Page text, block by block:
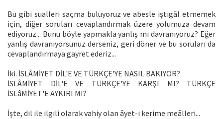
Bu gibi sualleri saçma buluyoruz ve abesle iştigâl etmemek
için, diğer soruları cevaplandırmak üzere yolumuza devam
ediyoruz... Bunu böyle yapmakla yanlış mı davranıyoruz? Eğer
yanlış davranıyorsunuz derseniz, geri döner ve bu soruları da
cevaplandırmaya gayret ederiz...
İki. İSLÂMİYET DİL'E VE TÜRKÇE'YE NASIL BAKIYOR?
İSLÂMİYET DİL'E VE TÜRKÇE'YE KARŞI MI? TÜRKÇE
İSLâMİYET'E AYKIRI MI?
İşte, dil ile ilgili olarak vahiy olan âyet-i kerime meâlleri...